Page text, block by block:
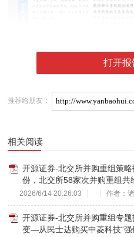
打开报
推荐给朋友：
相关阅读
开源证券-北交所并购重组策
份，北交所58家次并购重组
2026/6/14 20:26:03 作者：
开源证券-北交所并购重组专
变—从民士达购买中菱科技“强